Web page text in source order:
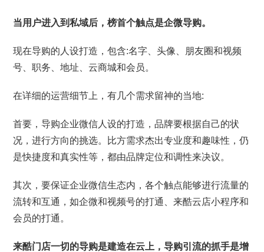
当用户进入到私域后，榜首个触点是企微导购。
现在导购的人设打造，包含:名字、头像、朋友圈和视频
号、职务、地址、云商城和会员。
在详细的运营细节上，有几个需求留神的当地:
首要，导购企业微信人设的打造，品牌要根据自己的状
况，进行方向的挑选。比方需求杰出专业度和趣味性，仍
是快捷度和真实性等，都由品牌定位和调性来决议。
其次，要保证企业微信生态内，各个触点能够进行流量的
流转和互通，如企微和视频号的打通、来酷云店小程序和
会员的打通。
来酷门店一切的导购是建造在云上，导购引流的抓手是增